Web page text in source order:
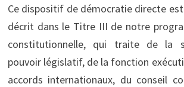
Ce dispositif de démocratie directe
décrit dans le Titre III de notre
constitutionnelle, qui traite de la
pouvoir législatif, de la fonction
accords internationaux, du conseil